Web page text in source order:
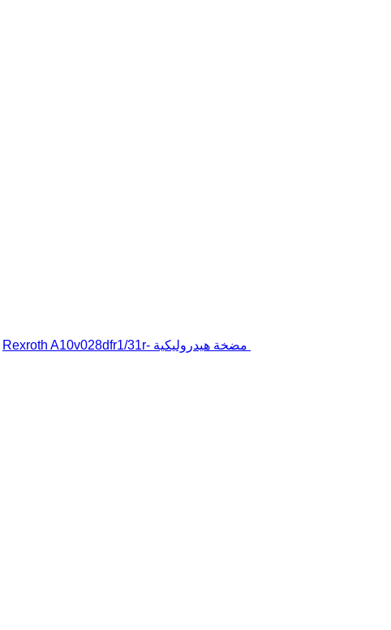
مضخة هيدروليكية Rexroth A10v028dfr1/31r-